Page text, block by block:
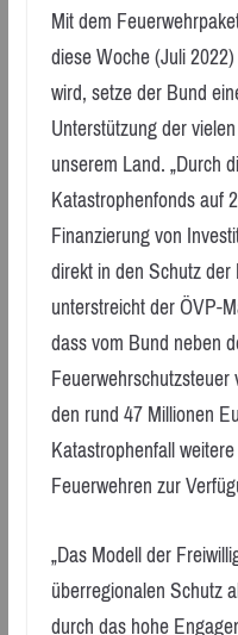
Mit dem
diese Woche (Juli
wird, setze der Bund
Unterstützung der
unserem Land. „Durch
Katastrophenfonds auf
Finanzierung von
direkt in den Schutz
unterstreicht der ÖVP-
dass vom Bund neben
den rund 47 Millionen
Katastrophenfall
Feuerwehren zur
„Das Modell der
überregionalen Schutz
durch das hohe